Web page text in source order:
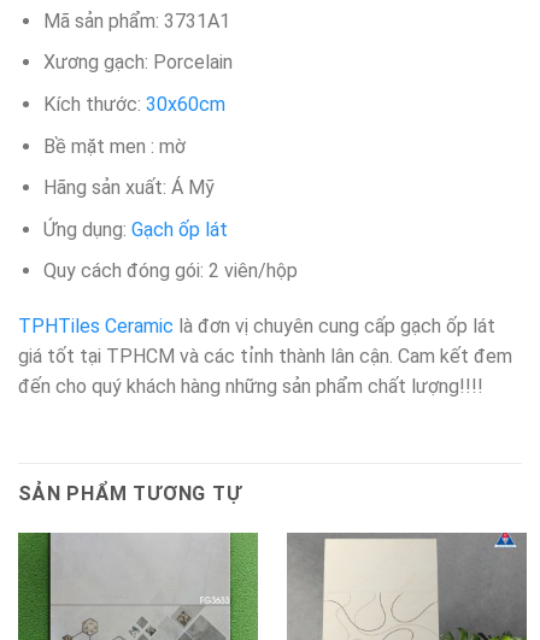
Mã sản phẩm: 3731A1
Xương gạch: Porcelain
Kích thước: 30x60cm
Bề mặt men : mờ
Hãng sản xuất: Á Mỹ
Ứng dụng: Gạch ốp lát
Quy cách đóng gói: 2 viên/hộp
TPHTiles Ceramic là đơn vị chuyên cung cấp gạch ốp lát
giá tốt tại TPHCM và các tỉnh thành lân cận. Cam kết đem
đến cho quý khách hàng những sản phẩm chất lượng!!!!
SẢN PHẨM TƯƠNG TỰ